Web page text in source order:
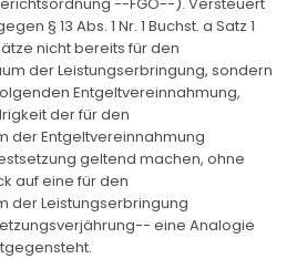
§ 13 Abs. 1 Nr. 1 Buchst. a Satz 1
nicht bereits für den
der Leistungserbringung, sondern
Entgeltvereinnahmung,
der für den
der Entgeltvereinnahmung
geltend machen, ohne
auf eine für den
der Leistungserbringung
eine Analogie